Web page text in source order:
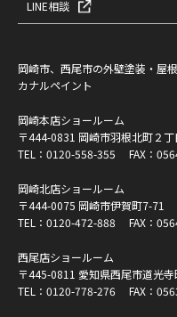
LINE相談
岡崎市、西尾市の外壁塗装・屋
カナルペイント
岡崎本店ショールーム
〒444-0831 岡崎市羽根北町２丁
TEL： 0120-558-355 FAX：
岡崎北店ショールーム
〒444-0075 岡崎市伊賀町7-71
TEL： 0120-472-888 FAX：
西尾店ショールーム
〒445-0811 愛知県西尾市道光
TEL： 0120-778-276 FAX：